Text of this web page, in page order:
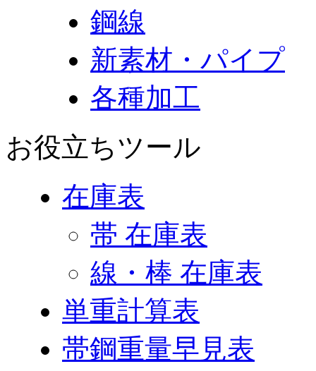
鋼線
新素材・パイプ
各種加工
お役立ちツール
在庫表
帯 在庫表
線・棒 在庫表
単重計算表
帯鋼重量早見表